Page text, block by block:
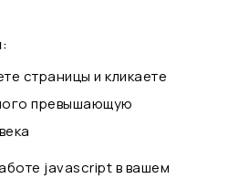
страницы и кликаете
превышающую
javascript в вашем